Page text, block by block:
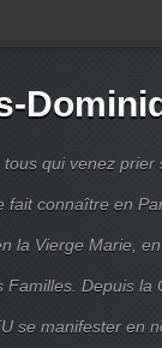
qui venez prier
fait connaître en
la Vierge Marie,
Familles. Depuis la
se manifester en